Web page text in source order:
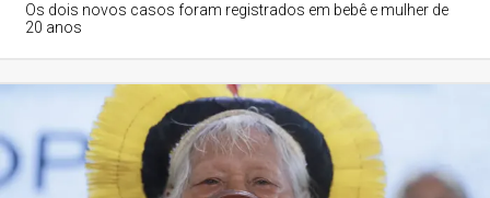
Os dois novos casos foram registrados em bebê e mulher de
20 anos